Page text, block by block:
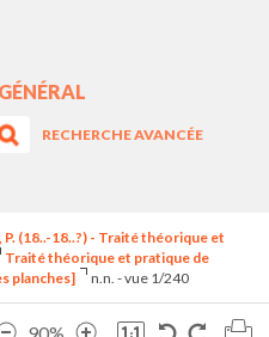
RECHERCHE AVANCÉE
P. (18..-18..?) - Traité théorique et
Traité théorique et pratique de
planches]
n.n. - vue 1/240
90%